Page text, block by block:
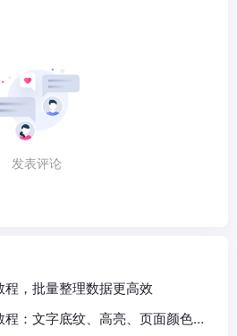
发表评论
，批量整理数据更高效
：文字底纹、高亮、页面颜色这